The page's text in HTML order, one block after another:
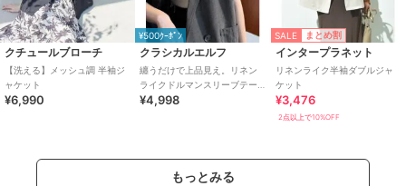
クチュールブローチ
【洗える】メッシュ調 半袖ジ
ャケット
¥6,990
¥500ｸｰﾎﾟﾝ
クラシカルエルフ
纏うだけで上品見え。リネン
ライクドルマンスリーブテー
ラードダブルジャケット（半
¥4,998
SALE まとめ割
インタープラネット
リネンライク半袖ダブルジャ
ケット
¥3,476
2点以上で10%OFF
もっとみる